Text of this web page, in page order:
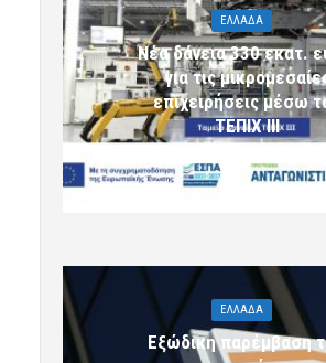
ΕΛΛΑΔΑ
Νέα δάνεια 330 εκατ.
για τις
επιχειρήσεις μέσω
ΤΕΠΙΧ ΙΙΙ
ΕΛΛΑΔΑ
Εξώδικη παρέμβαση